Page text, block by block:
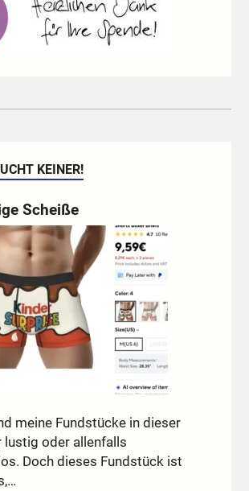
KEINER!
Scheiße
meine Fundstücke in dieser
lustig oder allenfalls
Doch dieses Fundstück ist